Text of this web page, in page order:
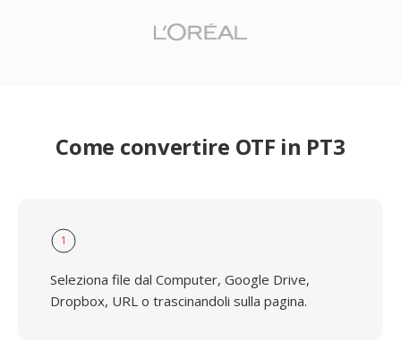
Come convertire OTF in PT3
1
Seleziona file dal Computer, Google Drive,
Dropbox, URL o trascinandoli sulla pagina.